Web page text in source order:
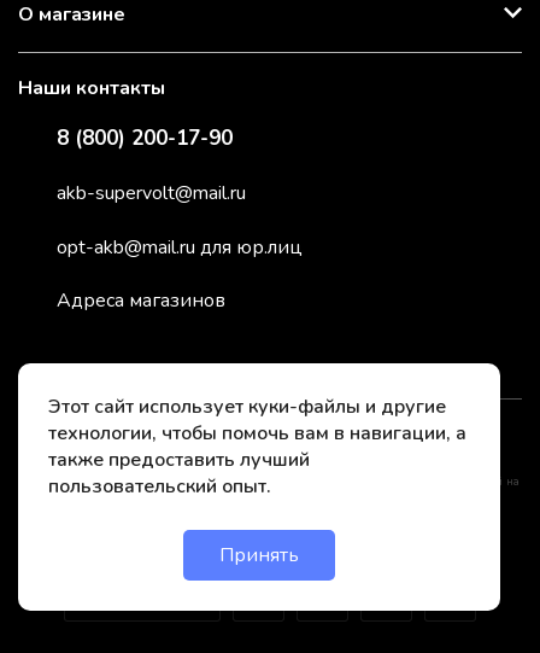
О магазине
Наши контакты
8 (800) 200-17-90
akb-supervolt@mail.ru
opt-akb@mail.ru для юр.лиц
Адреса магазинов
2026 © СуперВольт - заряжено энергией
*Instagram принадлежит компании Meta, признанной нежелательной организацией на
Этот сайт использует куки-файлы и другие
технологии, чтобы помочь вам в навигации, а
также предоставить лучший
пользовательский опыт.
Принять